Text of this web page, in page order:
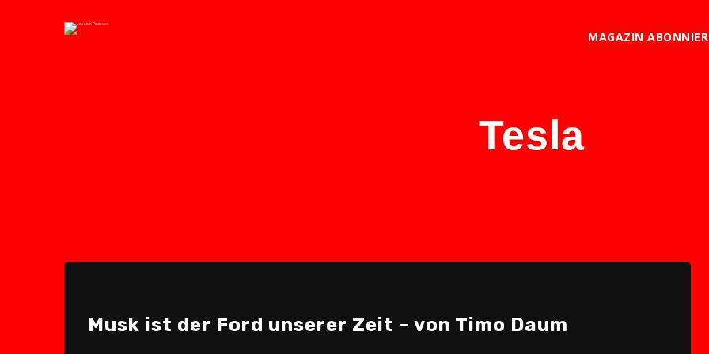
MAGAZIN
Tesla
Musk ist der Ford unserer Zeit – von Timo Daum